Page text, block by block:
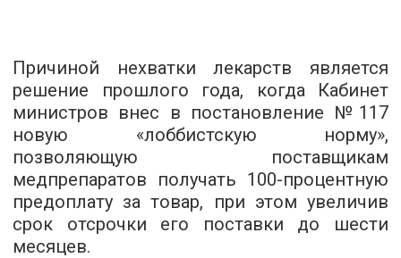
Причиной нехватки лекарств является
решение прошлого года, когда Кабинет
министров внес в постановление №117
новую «лоббистскую норму»,
позволяющую поставщикам
медпрепаратов получать 100-процентную
предоплату за товар, при этом увеличив
срок отсрочки его поставки до шести
месяцев.